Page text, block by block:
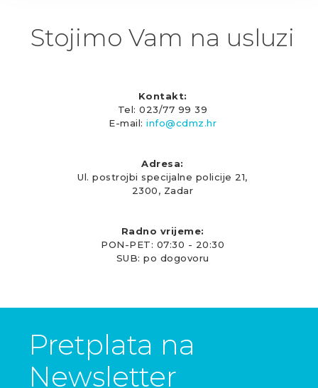
Stojimo Vam na usluzi
Kontakt:
Tel: 023/77 99 39
E-mail: info@cdmz.hr
Adresa:
Ul. postrojbi specijalne policije 21,
2300, Zadar
Radno vrijeme:
PON-PET: 07:30 - 20:30
SUB: po dogovoru
Pretplata na
Newsletter